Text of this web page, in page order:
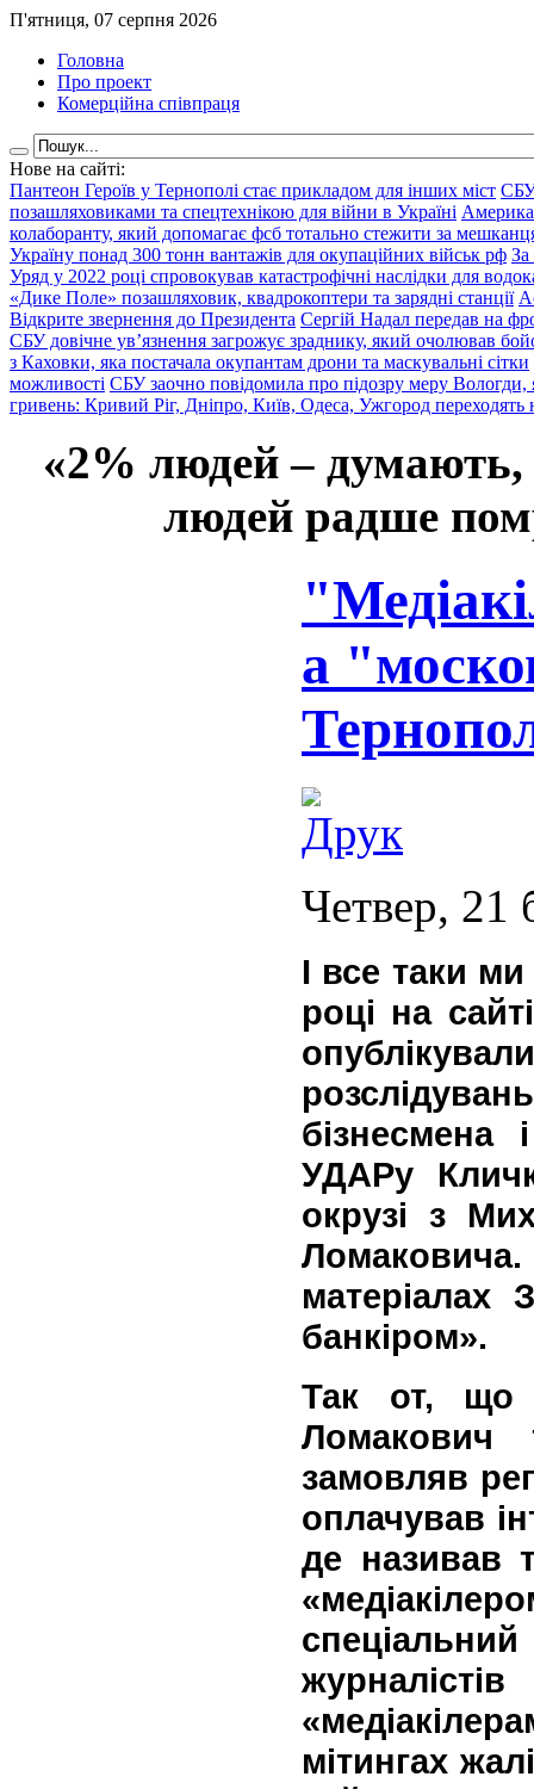
П'ятниця, 07 серпня 2026
Головна
Про проект
Комерційна співпраця
Нове на сайті:
Пантеон Героїв у Тернополі стає прикладом для інших міст СБУ
позашляховиками та спецтехнікою для війни в Україні
колаборанту, який допомагає фсб тотально стежити за
Україну понад 300 тонн вантажів для окупаційних військ рф За
Уряд у 2022 році спровокував катастрофічні наслідки для
«Дике Поле» позашляховик, квадрокоптери та зарядні станції
Відкрите звернення до Президента Сергій Надал передав на
СБУ довічне ув’язнення загрожує зраднику, який очолював
з Каховки, яка постачала окупантам дрони та маскувальні сітки
можливості СБУ заочно повідомила про підозру меру Вологди,
гривень: Кривий Ріг, Дніпро, Київ, Одеса, Ужгород переходять
«2% людей –
людей радше
а
Четвер, 21
І все таки
році на
бізнесмена
УДАРу
окрузі з
матеріалах
банкіром».
Так от, що
замовляв
оплачував
де називав
мітингах